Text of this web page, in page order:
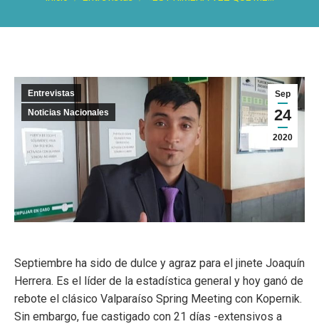
Sep
24
2020
Entrevistas
Noticias Nacionales
Septiembre ha sido de dulce y agraz para el jinete Joaquín
Herrera. Es el líder de la estadística general y hoy ganó de
rebote el clásico Valparaíso Spring Meeting con Kopernik.
Sin embargo, fue castigado con 21 días -extensivos a